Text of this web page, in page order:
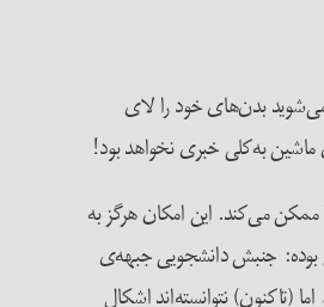
بدن‌های خود را لای
به‌کلی خبری نخواهد بود!
ممکن می‌کند. این امکان هرگز به
بوده: جنبش دانشجویی جبهه‌ی
(تاکنون) نتوانسته‌اند اشکال